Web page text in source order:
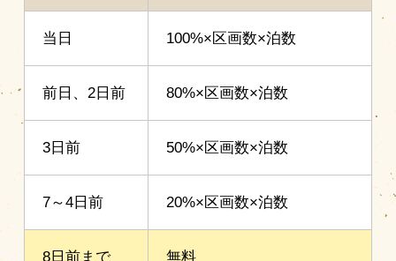
当日 100%×区画数×泊数
前日、2日前 80%×区画数×泊数
3日前 50%×区画数×泊数
7～4日前 20%×区画数×泊数
8日前まで 無料